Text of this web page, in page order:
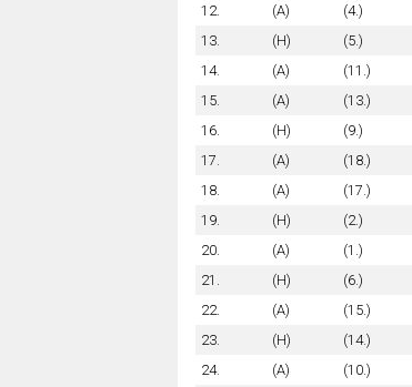
12.
(A) (4.)
13.
(H) (5.)
14.
(A) (11.)
15.
(A) (13.)
16.
(H) (9.)
17.
(A) (18.)
18.
(A) (17.)
19.
(H) (2.)
20.
(A) (1.)
21.
(H) (6.)
22.
(A) (15.)
23.
(H) (14.)
24.
(A) (10.)